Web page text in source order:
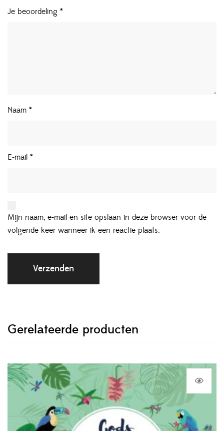
Je beoordeling *
Naam *
E-mail *
Mijn naam, e-mail en site opslaan in deze browser voor de
volgende keer wanneer ik een reactie plaats.
Gerelateerde producten